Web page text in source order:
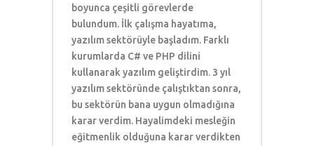
boyunca çeşitli görevlerde
bulundum. İlk çalışma hayatıma,
yazılım sektörüyle başladım. Farklı
kurumlarda C# ve PHP dilini
kullanarak yazılım geliştirdim. 3 yıl
yazılım sektöründe çalıştıktan sonra,
bu sektörün bana uygun olmadığına
karar verdim. Hayalimdeki mesleğin
eğitmenlik olduğuna karar verdikten